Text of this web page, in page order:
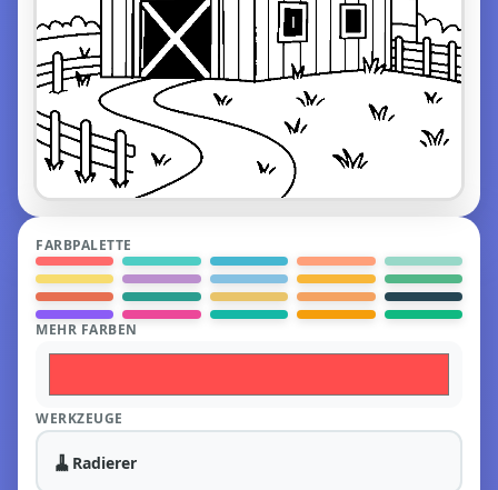
FARBPALETTE
MEHR FARBEN
WERKZEUGE
🧹 Radierer